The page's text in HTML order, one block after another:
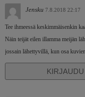
Jensku 7.8.2018 22:17
Tee ihmeessä keskimmäisenkin
Näin teijät eilen illamma meijän
jossain lähettyvillä, kun osa